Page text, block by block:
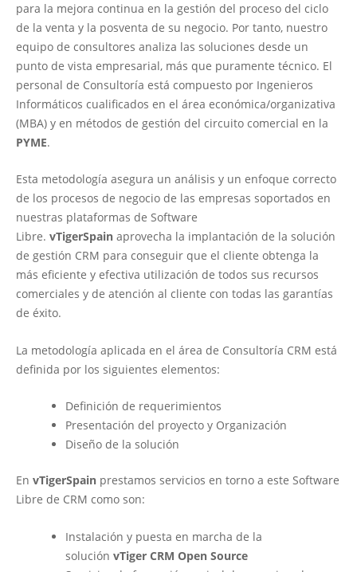
para la mejora continua en la gestión del proceso del ciclo
de la venta y la posventa de su negocio. Por tanto, nuestro
equipo de consultores analiza las soluciones desde un
punto de vista empresarial, más que puramente técnico. El
personal de Consultoría está compuesto por Ingenieros
Informáticos cualificados en el área económica/organizativa
(MBA) y en métodos de gestión del circuito comercial en la
PYME.
Esta metodología asegura un análisis y un enfoque correcto
de los procesos de negocio de las empresas soportados en
nuestras plataformas de Software
Libre. vTigerSpain aprovecha la implantación de la solución
de gestión CRM para conseguir que el cliente obtenga la
más eficiente y efectiva utilización de todos sus recursos
comerciales y de atención al cliente con todas las garantías
de éxito.
La metodología aplicada en el área de Consultoría CRM está
definida por los siguientes elementos:
Definición de requerimientos
Presentación del proyecto y Organización
Diseño de la solución
En vTigerSpain prestamos servicios en torno a este Software
Libre de CRM como son:
Instalación y puesta en marcha de la
solución vTiger CRM Open Source